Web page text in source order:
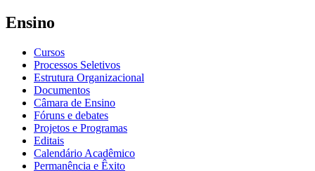
Ensino
Cursos
Processos Seletivos
Estrutura Organizacional
Documentos
Câmara de Ensino
Fóruns e debates
Projetos e Programas
Editais
Calendário Acadêmico
Permanência e Êxito